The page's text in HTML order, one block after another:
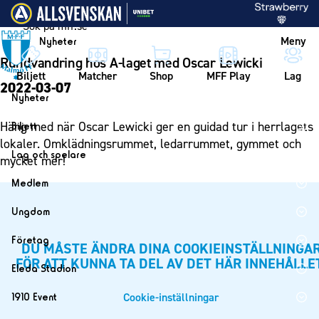
Vidare till innehållet
Nyheter Meny
Biljett Matcher Shop MFF Play Lag
Nyheter
Nyheter
Kalender
Biljett
Biljett
Mitt MFF
Biljetter till bortamatcher
Biljettvillkor
Lag och spelare
Lag
Spelare
Ledarstab
Damlaget
Spelare
Medlem
Medlemskap i Malmö FF
Ungdom
MFF Ungdom
Sommarfotboll
Fotbollsskolan
Företag
Bli företagspartner
Eleda Stadion
Eleda Stadion
1910 Event
Rundvandring hos A-laget med Oscar Lewicki
2022-03-07
Häng med när Oscar Lewicki ger en guidad tur i herrlagets
lokaler. Omklädningsrummet, ledarrummet, gymmet och
mycket mer!
DU MÅSTE ÄNDRA DINA
FÖR ATT KUNNA TA DEL AV DET HÄR
Cookie-inställningar